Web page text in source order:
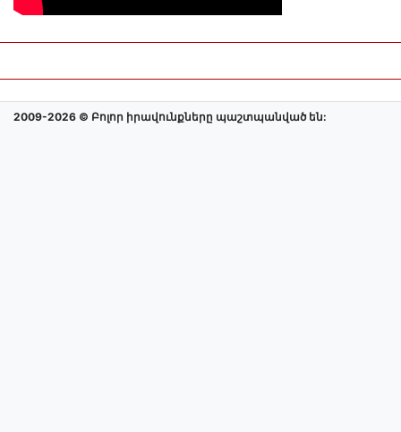
2009-2026 © Բոլոր իրավունքները պաշտպանված են: